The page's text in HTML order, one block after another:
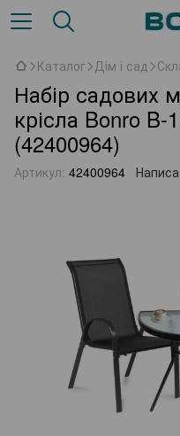
Каталог Дім і сад
Набір садових
крісла Bonro B-
(42400964)
Артикул: 42400964